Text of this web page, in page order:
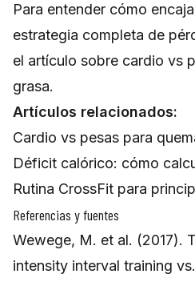
Para entender cómo
estrategia completa de
el artículo sobre cardio vs
grasa.
Artículos relacionados:
Cardio vs pesas para
Déficit calórico: cómo
Rutina CrossFit para
Referencias y fuentes
Wewege, M. et al. (2017).
intensity interval training